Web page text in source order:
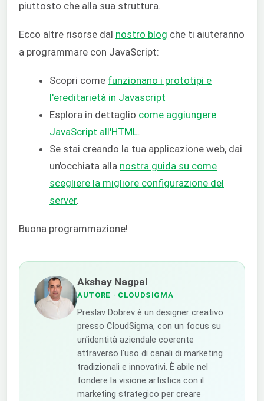
piuttosto che alla sua struttura.
Ecco altre risorse dal nostro blog che ti aiuteranno
a programmare con JavaScript:
Scopri come funzionano i prototipi e
l'ereditarietà in Javascript
Esplora in dettaglio come aggiungere
JavaScript all'HTML
Se stai creando la tua applicazione web, dai
un'occhiata alla nostra guida su come
scegliere la migliore configurazione del
server.
Buona programmazione!
Akshay Nagpal
AUTORE · CLOUDSIGMA
Preslav Dobrev è un designer creativo
presso CloudSigma, con un focus su
un'identità aziendale coerente
attraverso l'uso di canali di marketing
tradizionali e innovativi. È abile nel
fondere la visione artistica con il
marketing strategico per creare